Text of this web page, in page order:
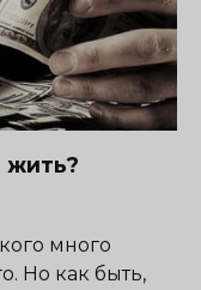
жить?
много
Но как быть,